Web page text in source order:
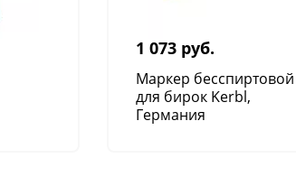
1 073 руб.
Маркер бесспиртовой
для бирок Kerbl,
Германия